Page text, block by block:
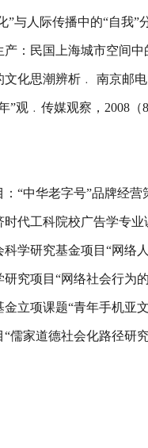
”与人际传播中的“自我”
：民国上海城市空间中
化思潮辨析﹒ 南京邮
观﹒传媒观察，2008（8
“中华老字号”品牌经营
代工科院校广告学专业
学研究基金项目“网络
究项目“网络社会行为
立项课题“青年手机亚
儒家道德社会化路径研究